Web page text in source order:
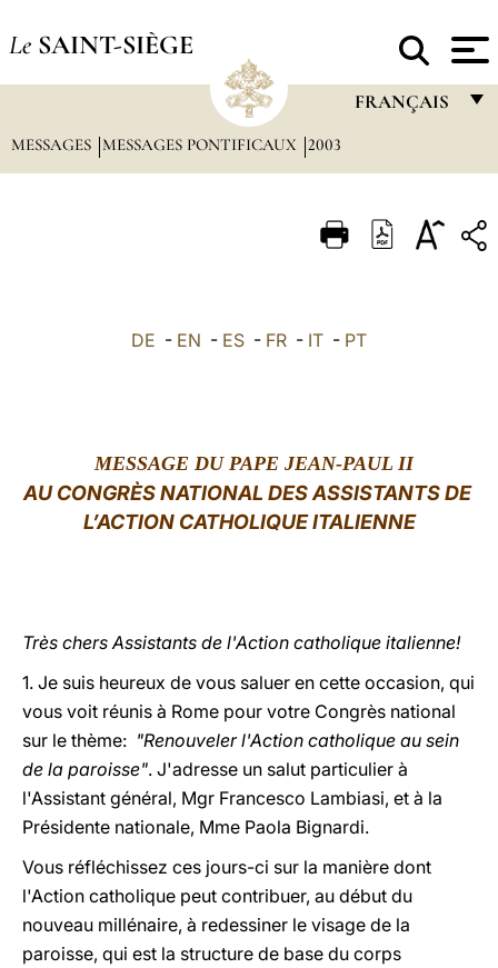
Le SAINT-SIÈGE
FRANÇAIS
ITALIANO
中文
LATINE
MESSAGES MESSAGES PONTIFICAUX 2003
DE - EN - ES - FR - IT - PT
MESSAGE DU PAPE JEAN-PAUL II
AU CONGRÈS NATIONAL DES ASSISTANTS DE
L’ACTION CATHOLIQUE ITALIENNE
Très chers Assistants de l'Action catholique italienne!
1. Je suis heureux de vous saluer en cette occasion, qui
vous voit réunis à Rome pour votre Congrès national
sur le thème: "Renouveler l'Action catholique au sein
de la paroisse". J'adresse un salut particulier à
l'Assistant général, Mgr Francesco Lambiasi, et à la
Présidente nationale, Mme Paola Bignardi.
Vous réfléchissez ces jours-ci sur la manière dont
l'Action catholique peut contribuer, au début du
nouveau millénaire, à redessiner le visage de la
paroisse, qui est la structure de base du corps